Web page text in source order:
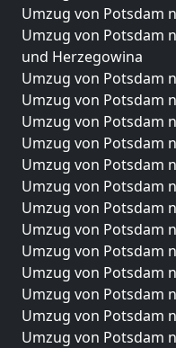
Umzug von Potsdam
Umzug von Potsdam
und Herzegowina
Umzug von Potsdam
Umzug von Potsdam
Umzug von Potsdam
Umzug von Potsdam
Umzug von Potsdam
Umzug von Potsdam
Umzug von Potsdam
Umzug von Potsdam
Umzug von Potsdam
Umzug von Potsdam
Umzug von Potsdam
Umzug von Potsdam
Umzug von Potsdam